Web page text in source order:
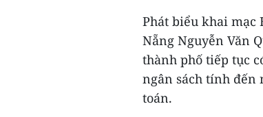
Phát biểu khai
Nẵng Nguyễn Văn
thành phố tiếp tục
ngân sách tính đến
toán.